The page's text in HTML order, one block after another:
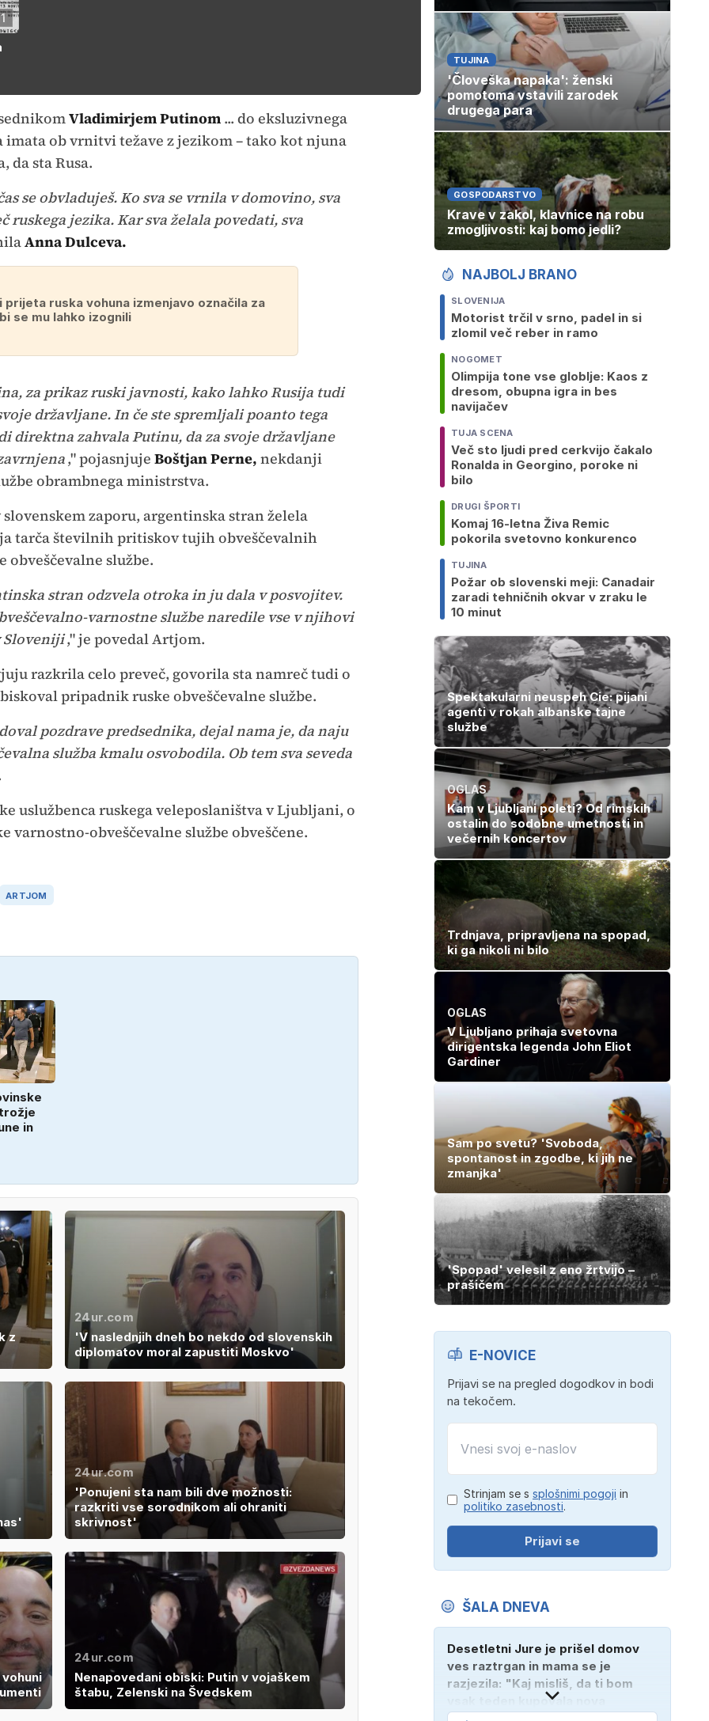
Vladimirjem Putinom ... do eksluzivnega
ob vrnitvi težave z jezikom – tako kot njuna
da sta Rusa.
se obvladuješ. Ko sva se vrnila v domovino, sva
ruskega jezika. Kar sva želala povedati, sva
Anna Dulceva.
prijeta ruska vohuna izmenjavo označila za
se mu lahko izognili
za prikaz ruski javnosti, kako lahko Rusija tudi
državljane. In če ste spremljali poanto tega
zahvala Putinu, da za svoje državljane
," pojasnjuje Boštjan Perne, nekdanji
obrambnega ministrstva.
zaporu, argentinska stran želela
tarča številnih pritiskov tujih obveščevalnih
obveščevalne službe.
stran odzvela otroka in ju dala v posvojitev.
varnostne službe naredile vse v njihovi
Sloveniji," je povedal Artjom.
razkrila celo preveč, govorila sta namreč tudi o
pripadnik ruske obveščevalne službe.
pozdrave predsednika, dejal nama je, da naju
služba kmalu osvobodila. Ob tem sva seveda
uslužbenca ruskega veleposlaništva v Ljubljani, o
varnostno-obveščevalne službe obveščene.
ARTJOM
in
z
24ur.com
'V naslednjih dneh bo nekdo od slovenskih
diplomatov moral zapustiti Moskvo'
24ur.com
'Ponujeni sta nam bili dve možnosti:
razkriti vse sorodnikom ali ohraniti
skrivnost'
24ur.com
Nenapovedani obiski: Putin v vojaškem
štabu, Zelenski na Švedskem
TUJINA
'Človeška napaka': ženski
pomotoma vstavili zarodek
drugega para
GOSPODARSTVO
Krave v zakol, klavnice na robu
zmogljivosti: kaj bomo jedli?
NAJBOLJ BRANO
SLOVENIJA
Motorist trčil v srno, padel in si
zlomil več reber in ramo
NOGOMET
Olimpija tone vse globlje: Kaos z
dresom, obupna igra in bes
navijačev
TUJA SCENA
Več sto ljudi pred cerkvijo čakalo
Ronalda in Georgino, poroke ni
bilo
DRUGI ŠPORTI
Komaj 16-letna Živa Remic
pokorila svetovno konkurenco
TUJINA
Požar ob slovenski meji: Canadair
zaradi tehničnih okvar v zraku le
10 minut
Spektakularni neuspeh Cie: pijani
agenti v rokah albanske tajne
službe
OGLAS
Kam v Ljubljani poleti? Od rimskih
ostalin do sodobne umetnosti in
večernih koncertov
Trdnjava, pripravljena na spopad,
ki ga nikoli ni bilo
OGLAS
V Ljubljano prihaja svetovna
dirigentska legenda John Eliot
Gardiner
Sam po svetu? 'Svoboda,
spontanost in zgodbe, ki jih ne
zmanjka'
'Spopad' velesil z eno žrtvijo –
prašičem
E-NOVICE
Prijavi se na pregled dogodkov in bodi
na tekočem.
Strinjam se s splošnimi pogoji in
politiko zasebnosti.
Prijavi se
ŠALA DNEVA
Desetletni Jure je prišel domov
ves raztrgan in mama se je
razjezila: "Kaj misliš, da ti bom
vsak teden kupovala nova